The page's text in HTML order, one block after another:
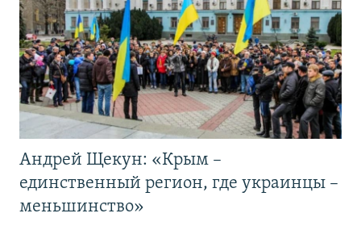
Андрей Щекун: «Крым –
единственный регион, где украинцы –
меньшинство»